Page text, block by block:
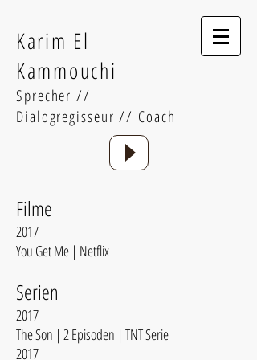
Karim El
Kammouchi
Sprecher //
Dialogregisseur // Coach
Filme
Serien
2017
The Son | 2 Episoden | TNT Serie
2017
2017
You Get Me | Netflix